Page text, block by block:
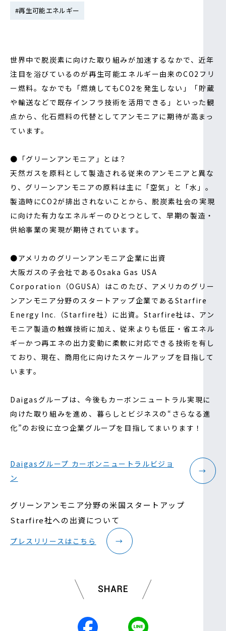
採用情報
ソーシャルメディア一覧
#再生可能エネルギー
世界中で脱炭素に向けた取り組みが加速するなかで、近年
注目を浴びているのが再生可能エネルギー由来のCO2フリ
ー燃料。なかでも「燃焼してもCO2を発生しない」「貯蔵
や輸送などで既存インフラ技術を活用できる」といった観
点から、化石燃料の代替としてアンモニアに期待が高まっ
ています。
●「グリーンアンモニア」とは？
天然ガスを原料として製造される従来のアンモニアと異な
り、グリーンアンモニアの原料は主に「空気」と「水」。
製造時にCO2が排出されないことから、脱炭素社会の実現
に向けた有力なエネルギーのひとつとして、早期の製造・
供給事業の実現が期待されています。
●アメリカのグリーンアンモニア企業に出資
大阪ガスの子会社であるOsaka Gas USA
Corporation（OGUSA）はこのたび、アメリカのグリー
ンアンモニア分野のスタートアップ企業であるStarfire
Energy Inc.（Starfire社）に出資。Starfire社は、アン
モニア製造の触媒技術に加え、従来よりも低圧・省エネル
ギーかつ再エネの出力変動に柔軟に対応できる技術を有し
ており、現在、商用化に向けたスケールアップを目指して
います。
Daigasグループは、今後もカーボンニュートラル実現に
向けた取り組みを進め、暮らしとビジネスの“さらなる進
化”のお役に立つ企業グループを目指してまいります！
Daigasグループ カーボンニュートラルビジョ
ン
→
グリーンアンモニア分野の米国スタートアップ
Starfire社への出資について
プレスリリースはこちら →